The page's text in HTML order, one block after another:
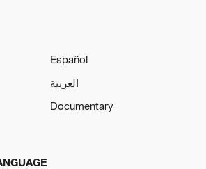
Español
العربية
Documentary